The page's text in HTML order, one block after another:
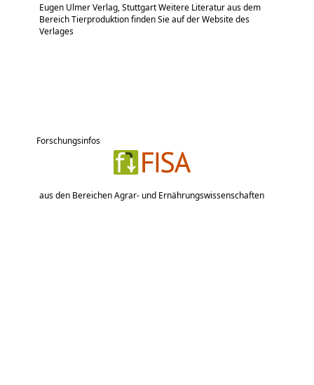
Eugen Ulmer Verlag, Stuttgart Weitere Literatur aus dem
Bereich Tierproduktion finden Sie auf der Website des
Verlages
Forschungsinfos
aus den Bereichen Agrar- und Ernährungswissenschaften